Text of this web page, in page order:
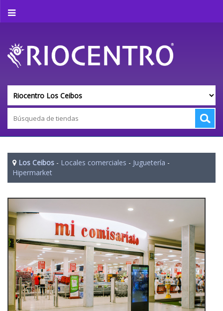
Los Ceibos - Locales comerciales - Juguetería -
Hipermarket